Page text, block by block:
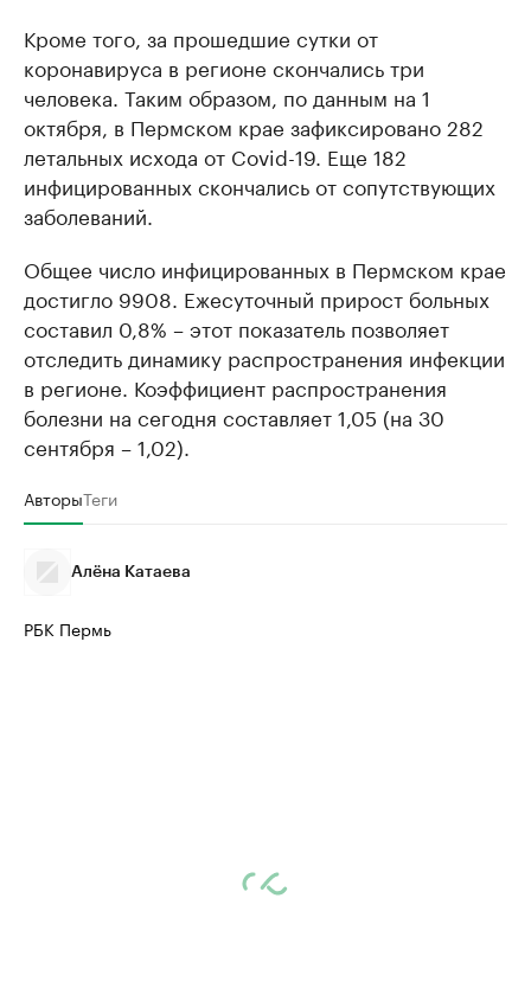
Кроме того, за прошедшие сутки от
коронавируса в регионе скончались три
человека. Таким образом, по данным на 1
октября, в Пермском крае зафиксировано 282
летальных исхода от Covid-19. Еще 182
инфицированных скончались от сопутствующих
заболеваний.
Общее число инфицированных в Пермском крае
достигло 9908. Ежесуточный прирост больных
составил 0,8% – этот показатель позволяет
отследить динамику распространения инфекции
в регионе. Коэффициент распространения
болезни на сегодня составляет 1,05 (на 30
сентября – 1,02).
АвторыТеги
Алёна Катаева
РБК Пермь